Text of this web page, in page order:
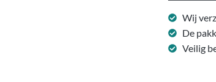
Wij
De
Veilig